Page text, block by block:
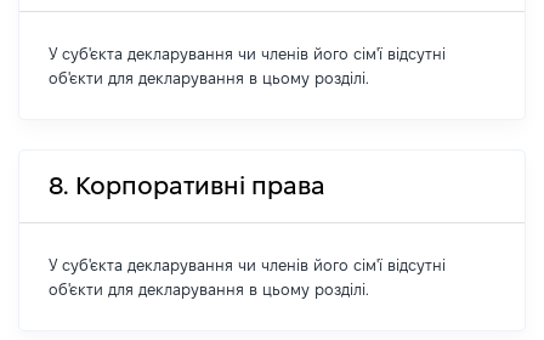
У суб'єкта декларування чи членів його сім'ї відсутні
об'єкти для декларування в цьому розділі.
8. Корпоративні права
У суб'єкта декларування чи членів його сім'ї відсутні
об'єкти для декларування в цьому розділі.